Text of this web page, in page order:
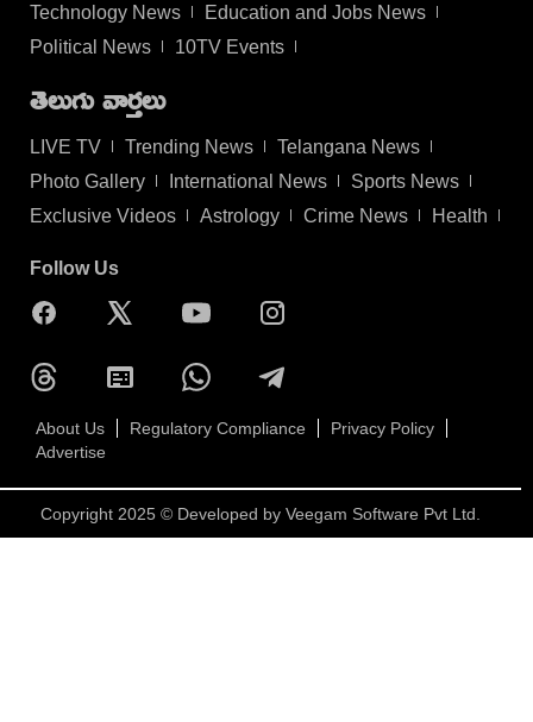
Technology News
Education and Jobs News
Political News
10TV Events
తెలుగు వార్తలు
LIVE TV Trending News
Telangana News
Photo Gallery
International News
Sports News
Exclusive Videos
Astrology Crime News Health
Follow Us
About Us Regulatory Compliance
Privacy Policy
Advertise
Copyright 2025 © Developed by Veegam Software Pvt Ltd.